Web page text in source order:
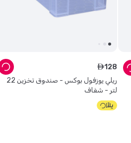
ريلي يوزفول بوكس - صندوق تخزين 22
لتر - شفاف
ê128